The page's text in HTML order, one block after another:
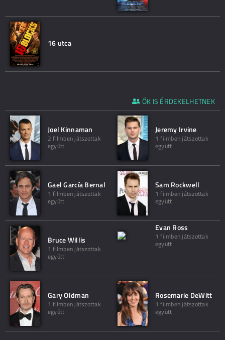
16 utca
ŐK IS ÉRDEKELHETNEK
Joel Kinnaman
2 filmben játszottak
együtt
Jeremy Irvine
1 filmben játszottak
együtt
Gael García Bernal
1 filmben játszottak
együtt
Sam Rockwell
1 filmben játszottak
együtt
Bruce Willis
1 filmben játszottak
együtt
Evan Ross
1 filmben játszottak
együtt
Gary Oldman
1 filmben játszottak
együtt
Rosemarie DeWitt
1 filmben játszottak
együtt